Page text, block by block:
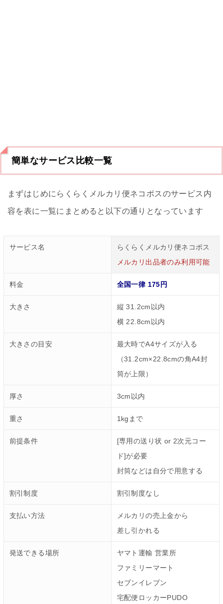
簡単なサービス比較一覧
まずはじめにらくらくメルカリ便ネコポスのサービス内
容を表に一覧にまとめると以下の通りとなっています
サービス名
らくらくメルカリ便ネコポス
メルカリ出品者のみ利用可能
料金 全国一律 175円
大きさ
縦 31.2cm以内
横 22.8cm以内
大きさの目安
最大時でA4サイズが入る
（31.2cm×22.8cmの角A4封
筒が上限）
厚さ 3cm以内
重さ 1kgまで
前提条件
[専用の送り状 or 2次元コー
ド]が必要
封筒などは自分で用意する
割引制度 割引制度なし
支払い方法
メルカリの売上金から
差し引かれる
発送できる場所
ヤマト運輸 営業所
ファミリーマート
セブンイレブン
宅配便ロッカーPUDO